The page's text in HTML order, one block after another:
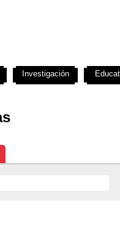
Investigación